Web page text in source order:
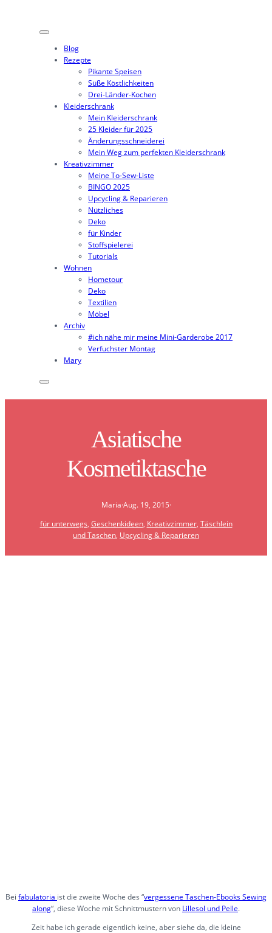
Blog
Rezepte
Pikante Speisen
Süße Köstlichkeiten
Drei-Länder-Kochen
Kleiderschrank
Mein Kleiderschrank
25 Kleider für 2025
Änderungsschneiderei
Mein Weg zum perfekten Kleiderschrank
Kreativzimmer
Meine To-Sew-Liste
BINGO 2025
Upcycling & Reparieren
Nützliches
Deko
für Kinder
Stoffspielerei
Tutorials
Wohnen
Hometour
Deko
Textilien
Möbel
Archiv
#ich nähe mir meine Mini-Garderobe 2017
Verfuchster Montag
Mary
Asiatische
Kosmetiktasche
Maria·Aug. 19, 2015·
für unterwegs, Geschenkideen, Kreativzimmer, Täschlein
und Taschen, Upcycling & Reparieren
Bei fabulatoria ist die zweite Woche des “vergessene Taschen-Ebooks Sewing
along“, diese Woche mit Schnittmustern von Lillesol und Pelle.
Zeit habe ich gerade eigentlich keine, aber siehe da, die kleine